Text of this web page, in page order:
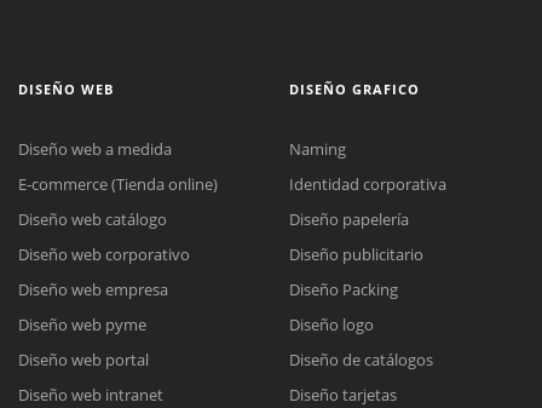
DISEÑO WEB
Diseño web a medida
E-commerce (Tienda online)
Diseño web catálogo
Diseño web corporativo
Diseño web empresa
Diseño web pyme
Diseño web portal
Diseño web intranet
DISEÑO GRAFICO
Naming
Identidad corporativa
Diseño papelería
Diseño publicitario
Diseño Packing
Diseño logo
Diseño de catálogos
Diseño tarjetas